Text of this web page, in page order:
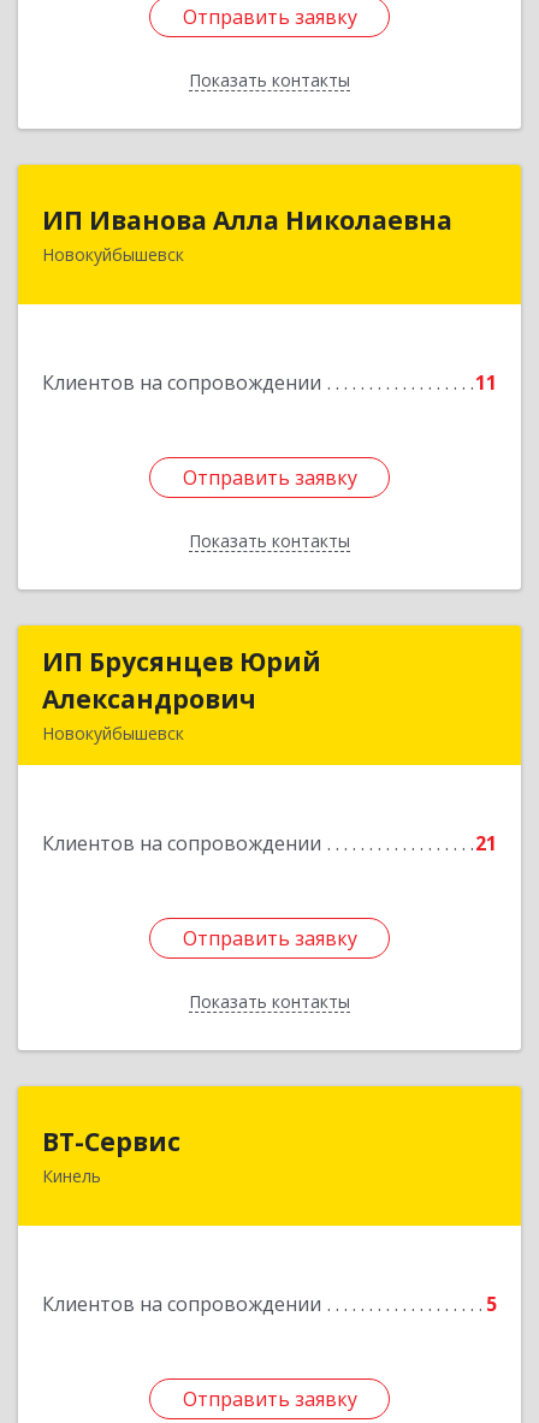
Отправить заявку
Показать контакты
Отправить заявку
Назад
ИП Иванова Алла Николаевна
Новокуйбышевск
Клиентов на сопровождении 11
Отправить заявку
Показать контакты
Отправить заявку
Назад
ИП Брусянцев Юрий
Александрович
Новокуйбышевск
Клиентов на сопровождении 21
Отправить заявку
Показать контакты
ИП Брусянцев Юрий
Подробнее
Отправить заявку
Назад
ВТ-Сервис
Кинель
Клиентов на сопровождении 5
Отправить заявку
446436, Самарская обл, Кинель г, Маяковского
Отправить заявку